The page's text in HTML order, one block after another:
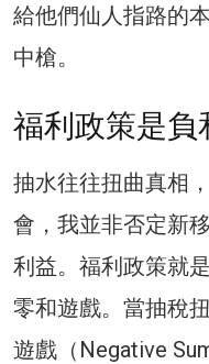
給他們仙人指路的
中槍。
福利政策是負
抽水往往扭曲真相
會，我並非否定新
利益。福利政策就
零和遊戲。當抽稅
遊戲（Negative